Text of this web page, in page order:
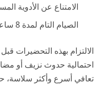
الامتناع عن الأدوية
الصيام التام لمدة 8 ساعات قبل الجراحة.
الالتزام بهذه التحضيرات قبل
احتمالية حدوث نزيف أو
تعافي أسرع وأكثر